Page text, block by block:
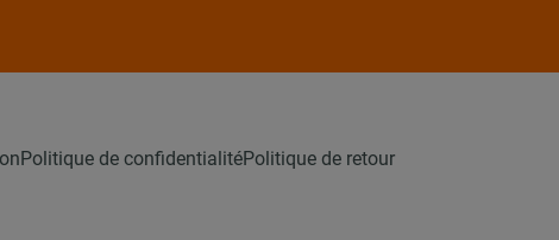
Politique de confidentialitéPolitique de retour